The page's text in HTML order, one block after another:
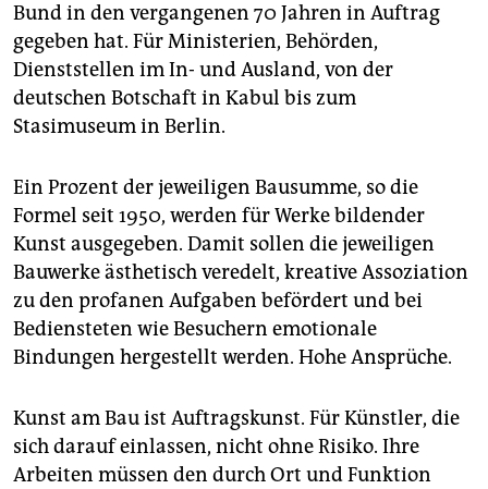
Bund in den vergangenen 70 Jahren in Auftrag
gegeben hat. Für Ministerien, Behörden,
Dienststellen im In- und Ausland, von der
deutschen Botschaft in Kabul bis zum
Stasimuseum in Berlin.
Ein Prozent der jeweiligen Bausumme, so die
Formel seit 1950, werden für Werke bildender
Kunst ausgegeben. Damit sollen die jeweiligen
Bauwerke ästhetisch veredelt, kreative Assoziation
zu den profanen Aufgaben befördert und bei
Bediensteten wie Besuchern emotionale
Bindungen hergestellt werden. Hohe Ansprüche.
Kunst am Bau ist Auftragskunst. Für Künstler, die
sich darauf einlassen, nicht ohne Risiko. Ihre
Arbeiten müssen den durch Ort und Funktion